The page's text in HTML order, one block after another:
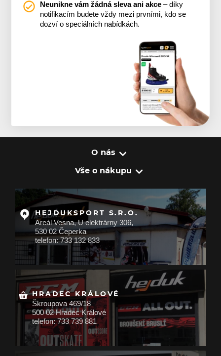
Neunikne vám žádná sleva ani akce – díky
notifikacím budete vždy mezi prvními, kdo se
dozví o speciálních nabídkách.
O nás
Vše o nákupu
HEJDUKSPORT S.R.O.
Areál Vesna, U elektrárny 306,
530 02 Čeperka
telefon: 733 132 833
HRADEC KRÁLOVÉ
Škroupova 469/18
500 02 Hradec Králové
telefon: 733 739 881